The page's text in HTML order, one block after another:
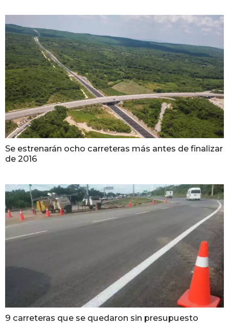
Se estrenarán ocho carreteras más antes de finalizar
de 2016
9 carreteras que se quedaron sin presupuesto